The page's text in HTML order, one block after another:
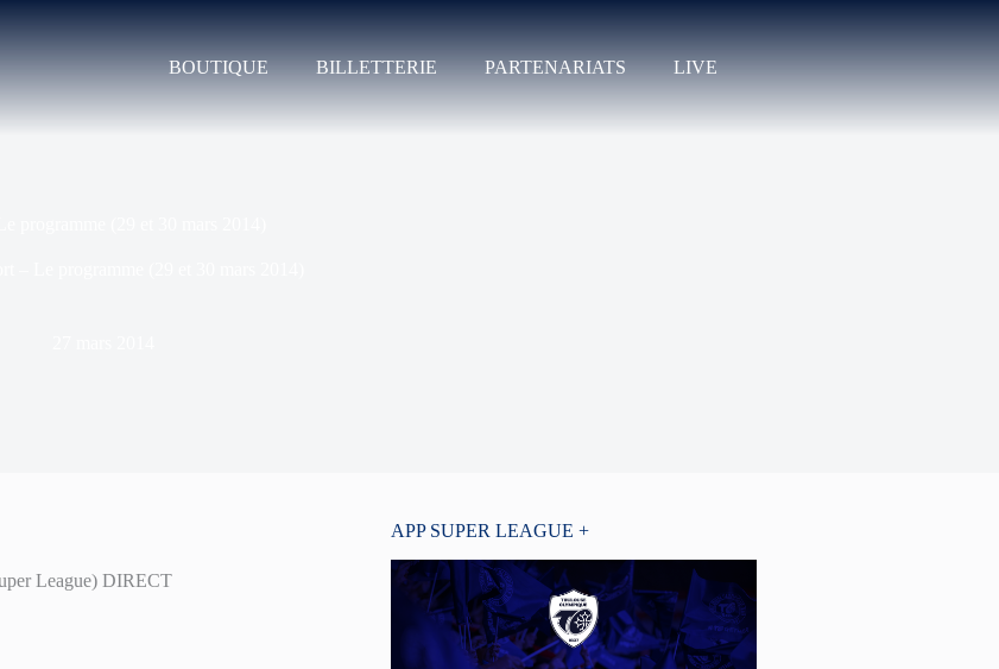
BOUTIQUE BILLETTERIE PARTENARIATS LIVE
League) DIRECT
APP SUPER LEAGUE +